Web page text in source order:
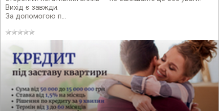
Вихід є завжди.
За допомогою п...